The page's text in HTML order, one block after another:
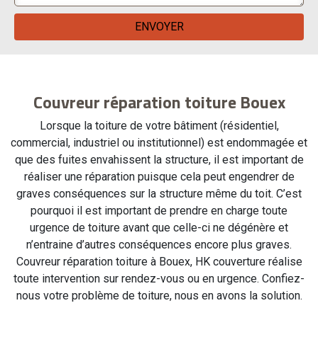
Couvreur réparation toiture Bouex
Lorsque la toiture de votre bâtiment (résidentiel,
commercial, industriel ou institutionnel) est endommagée et
que des fuites envahissent la structure, il est important de
réaliser une réparation puisque cela peut engendrer de
graves conséquences sur la structure même du toit. C’est
pourquoi il est important de prendre en charge toute
urgence de toiture avant que celle-ci ne dégénère et
n’entraine d’autres conséquences encore plus graves.
Couvreur réparation toiture à Bouex, HK couverture réalise
toute intervention sur rendez-vous ou en urgence. Confiez-
nous votre problème de toiture, nous en avons la solution.